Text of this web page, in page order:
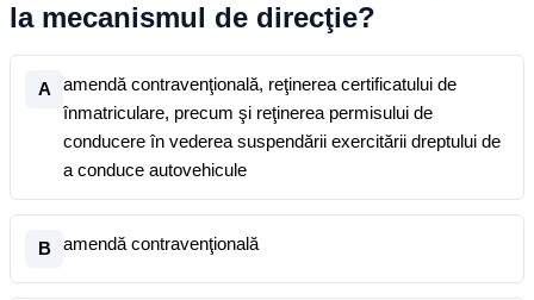
la mecanismul de direcţie?
A
amendă contravenţională, reţinerea certificatului de
înmatriculare, precum şi reţinerea permisului de
conducere în vederea suspendării exercitării dreptului de
a conduce autovehicule
B amendă contravenţională